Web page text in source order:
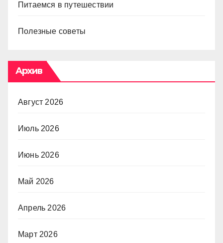
Питаемся в путешествии
Полезные советы
Архив
Август 2026
Июль 2026
Июнь 2026
Май 2026
Апрель 2026
Март 2026